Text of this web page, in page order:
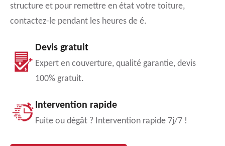
structure et pour remettre en état votre toiture,
contactez-le pendant les heures de é.
Devis gratuit
Expert en couverture, qualité garantie, devis
100% gratuit.
Intervention rapide
Fuite ou dégât ? Intervention rapide 7j/7 !